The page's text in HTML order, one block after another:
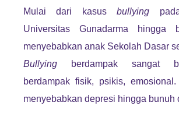
Mulai dari kasusbullying
Universitas Gunadarma hingga
menyebabkan anak Sekolah Dasar
Bullying berdampak sangat
berdampak fisik, psikis, emosional.
menyebabkan depresi hingga bunuh